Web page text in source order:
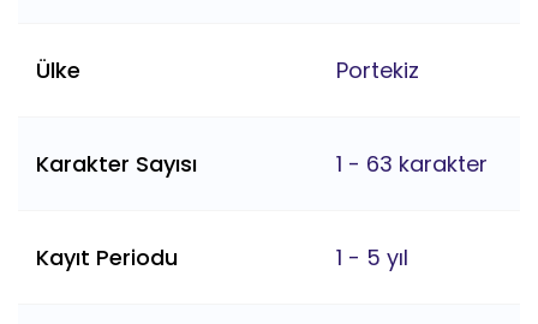
Ülke Portekiz
Karakter Sayısı 1 - 63 karakter
Kayıt Periodu 1 - 5 yıl